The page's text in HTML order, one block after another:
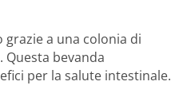
a una colonia di
Questa bevanda
per la salute intestinale.